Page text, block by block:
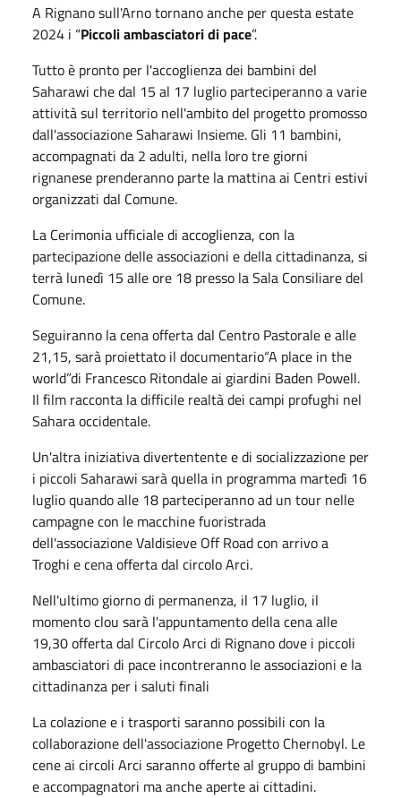
A Rignano sull'Arno tornano anche per questa estate
2024 i “Piccoli ambasciatori di pace”.
Tutto è pronto per l'accoglienza dei bambini del
Saharawi che dal 15 al 17 luglio parteciperanno a varie
attività sul territorio nell'ambito del progetto promosso
dall'associazione Saharawi Insieme. Gli 11 bambini,
accompagnati da 2 adulti, nella loro tre giorni
rignanese prenderanno parte la mattina ai Centri estivi
organizzati dal Comune.
La Cerimonia ufficiale di accoglienza, con la
partecipazione delle associazioni e della cittadinanza, si
terrà lunedì 15 alle ore 18 presso la Sala Consiliare del
Comune.
Seguiranno la cena offerta dal Centro Pastorale e alle
21,15, sarà proiettato il documentario“A place in the
world”di Francesco Ritondale ai giardini Baden Powell.
Il film racconta la difficile realtà dei campi profughi nel
Sahara occidentale.
Un'altra iniziativa divertentente e di socializzazione per
i piccoli Saharawi sarà quella in programma martedì 16
luglioquando alle 18 parteciperanno ad un tour nelle
campagne con le macchine fuoristrada
dell'associazione Valdisieve Off Road con arrivo a
Troghi e cena offerta dal circolo Arci.
Nell'ultimo giorno di permanenza, il 17 luglio, il
momento clou sarà l'appuntamento della cena alle
19,30 offerta dal Circolo Arci di Rignano dove i piccoli
ambasciatori di pace incontreranno le associazioni e la
cittadinanza per i saluti finali
La colazione e i trasporti saranno possibili con la
collaborazione dell'associazione Progetto Chernobyl. Le
cene ai circoli Arci saranno offerte al gruppo di bambini
e accompagnatori ma anche aperte ai cittadini.